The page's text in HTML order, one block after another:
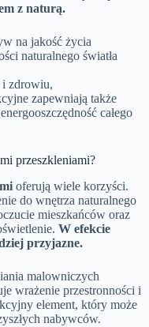
z naturą.
na jakość życia
naturalnego światła
i zdrowiu,
zapewniają także
całego
przeszkleniami?
oferują wiele korzyści.
do wnętrza naturalnego
mieszkańców oraz
W efekcie
przyjazne.
malowniczych
wrażenie przestronności i
element, który może
nabywców.